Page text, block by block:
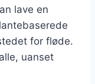
lave en
for fløde.
uanset